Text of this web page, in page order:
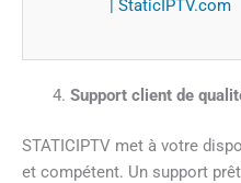
| StaticIPTV.com
Support client de
STATICIPTV met à votre
et compétent. Un support